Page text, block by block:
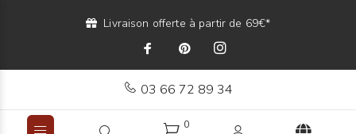
Livraison offerte à partir de 69€*
03 66 72 89 34
0